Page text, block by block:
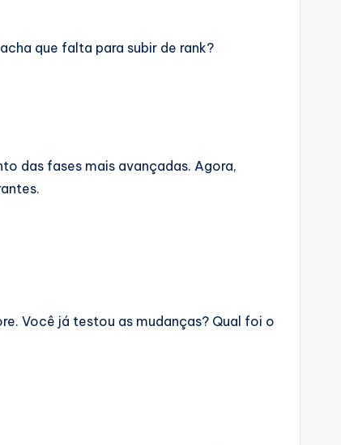
que falta para subir de rank?
das fases mais avançadas. Agora,
Você já testou as mudanças? Qual foi o